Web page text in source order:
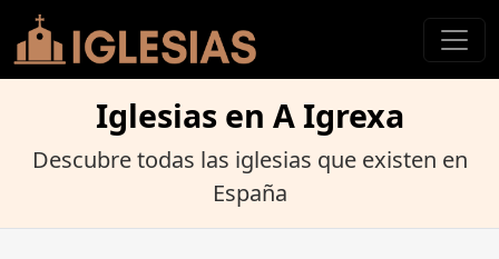
Iglesias en A Igrexa
Descubre todas las iglesias que existen en
España